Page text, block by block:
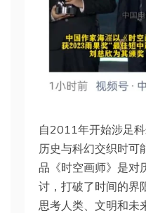
自2011年开始涉足
历史与科幻交织时可
品《时空画师》是对
讨，打破了时间的界
思考人类、文明和未